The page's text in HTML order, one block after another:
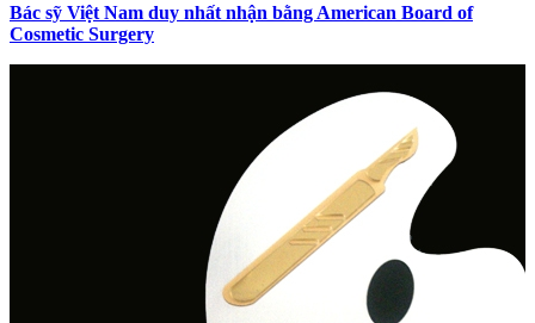
Bác sỹ Việt Nam duy nhất nhận bằng American Board of
Cosmetic Surgery